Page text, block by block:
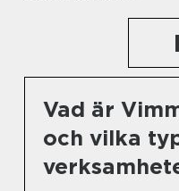
Vad är
och vilka